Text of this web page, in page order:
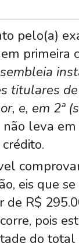
pelo(a)
primeira
titulares
e, em 2ª
não leva em
eis que
R$
pois
do total